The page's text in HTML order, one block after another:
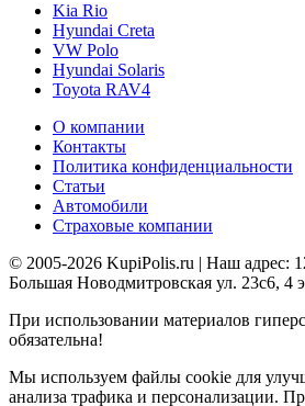
Kia Rio
Hyundai Creta
VW Polo
Hyundai Solaris
Toyota RAV4
О компании
Контакты
Политика конфиденциальности
Статьи
Автомобили
Страховые компании
© 2005-2026 KupiPolis.ru | Наш адрес:
Большая Новодмитровская ул. 23с6, 4
При использовании материалов
обязательна!
Мы используем файлы cookie для
анализа трафика и персонализации.